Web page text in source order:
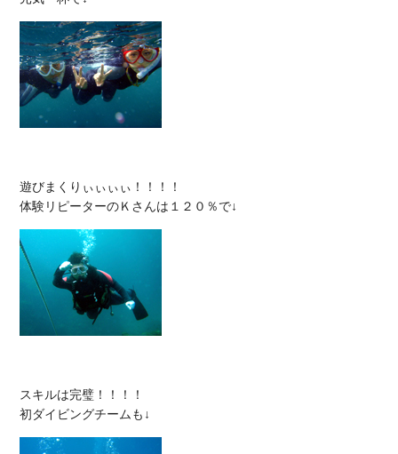
遊びまくりぃぃぃぃ！！！！
スキルは完璧！！！！